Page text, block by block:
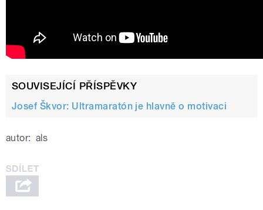
SOUVISEJÍCÍ PŘÍSPĚVKY
Josef Škvor: Ultramaratón je hlavně o motivaci
autor: als